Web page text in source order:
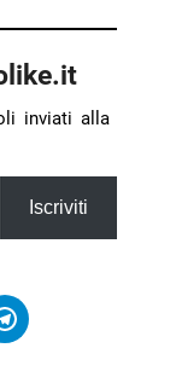
inviati alla
Iscriviti